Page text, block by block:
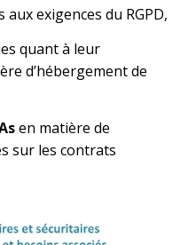
exigences du RGPD,
quant à leur
d’hébergement de
en matière de
sur les contrats